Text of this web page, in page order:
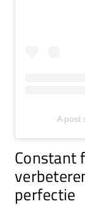
A post
Constant
perfectie